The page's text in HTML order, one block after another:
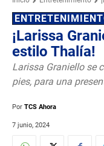
¡Larissa
estilo Thalía!
Larissa Graniello se
pies, para una
Por TCS Ahora
7 junio, 2024